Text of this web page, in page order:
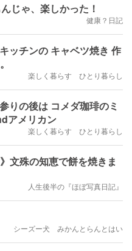
じゃ、楽しかった！
健康？日記
ッチンの キャベツ焼き 作
楽しく暮らす ひとり暮らし
りの後は コメダ珈琲のミ
アメリカン
楽しく暮らす ひとり暮らし
文殊の知恵で餅を焼きま
人生後半の『ほぼ写真日記』
シーズー犬 みかんとらんとはい